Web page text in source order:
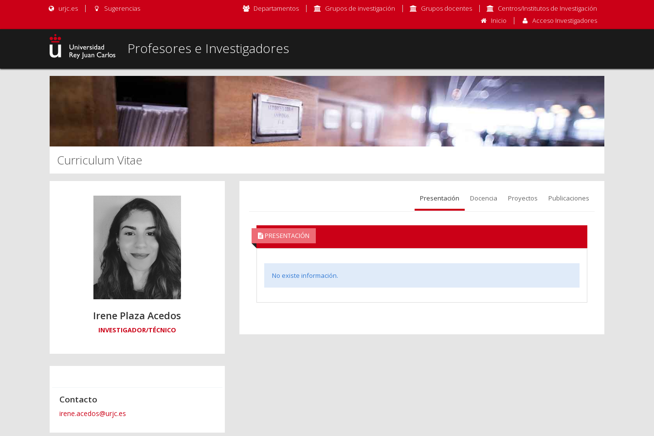
urjc.es Sugerencias Departamentos Grupos de investigación Grupos docentes
Centros/Institutos de Investigación
Inicio
Acceso Investigadores
Profesores e Investigadores
Curriculum Vitae
Irene Plaza Acedos
INVESTIGADOR/TÉCNICO
Contacto
irene.acedos@urjc.es
Presentación Docencia Proyectos Publicaciones
PRESENTACIÓN
No existe información.